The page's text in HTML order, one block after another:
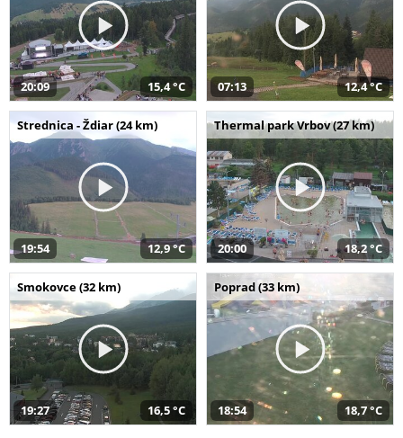
20:09 15,4 °C 07:13 12,4 °C
Strednica - Ždiar (24 km)
19:54 12,9 °C
Thermal park Vrbov (27 km)
20:00 18,2 °C
Smokovce (32 km)
19:27 16,5 °C
Poprad (33 km)
18:54 18,7 °C